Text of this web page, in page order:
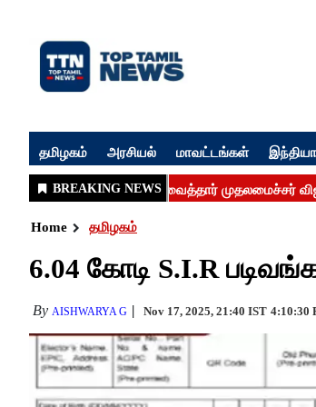
தமிழகம் அரசியல் மாவட்டங்கள் இந்தியா
Home தமிழகம்
6.04 கோடி S.I.R
By AISHWARYA G Nov 17, 2025, 21:40 IST 4:10:30